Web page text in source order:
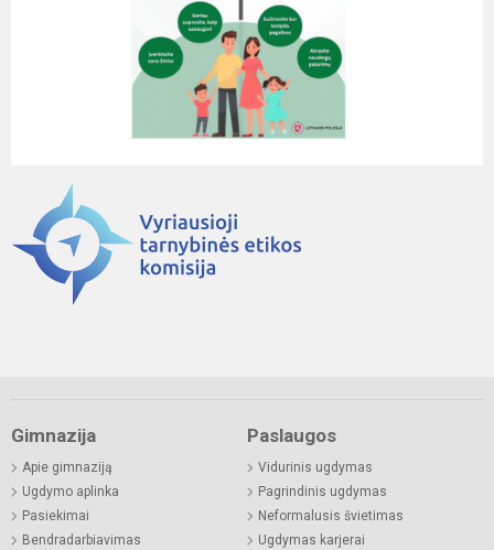
Gimnazija
Apie gimnaziją
Ugdymo aplinka
Pasiekimai
Bendradarbiavimas
Paslaugos
Vidurinis ugdymas
Pagrindinis ugdymas
Neformalusis švietimas
Ugdymas karjerai